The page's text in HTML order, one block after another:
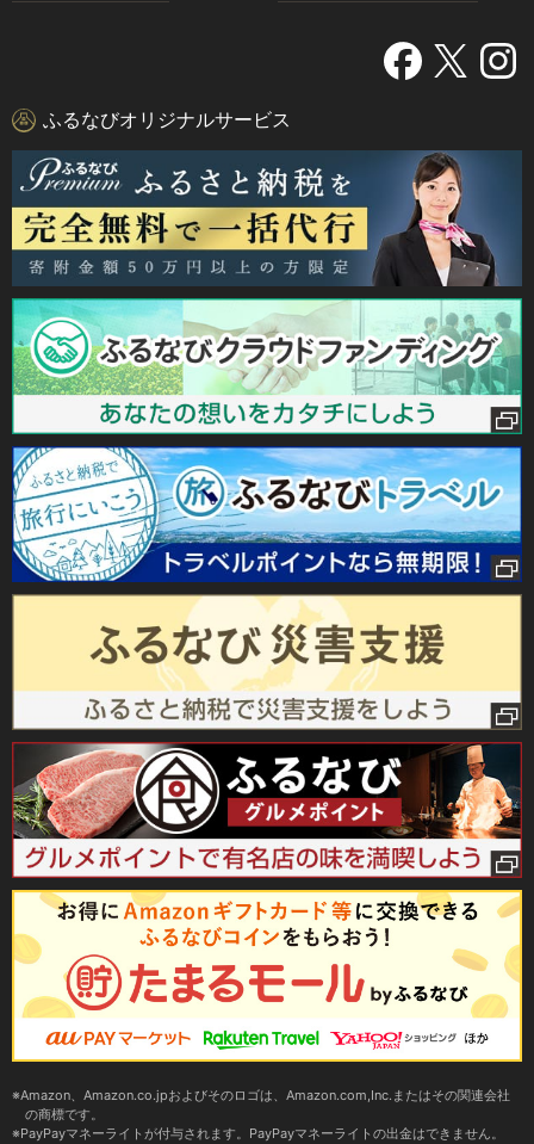
ふるなびオリジナルサービス
Amazon、Amazon.co.jpおよびそのロゴは、Amazon.com,Inc.またはその関連会社
の商標です。
PayPayマネーライトが付与されます。PayPayマネーライトの出金はできません。